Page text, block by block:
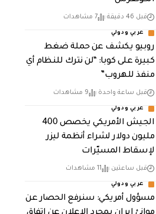
قبل 46 دقيقة 7 مشاهدات
عربي ودولي
روبيو يكشف عن حملة ضغط
كبيرة على كوبا: “لن نترك للنظام أي
منفذ للهروب”
قبل ساعة واحدة 9 مشاهدات
عربي ودولي
الجيش الأمريكي يخصص 400
مليون دولار لشراء أنظمة ليزر
لإسقاط المسيّرات
قبل ساعتين 11 مشاهدات
عربي ودولي
مسؤول أمريكي: سنرفع الحصار عن